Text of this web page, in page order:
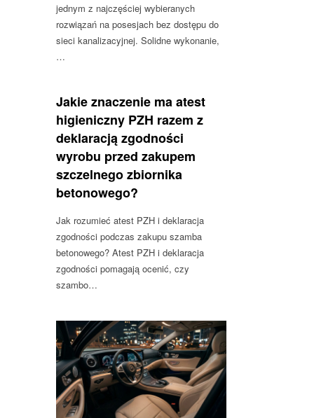
jednym z najczęściej wybieranych
rozwiązań na posesjach bez dostępu do
sieci kanalizacyjnej. Solidne wykonanie,
…
Jakie znaczenie ma atest
higieniczny PZH razem z
deklaracją zgodności
wyrobu przed zakupem
szczelnego zbiornika
betonowego?
Jak rozumieć atest PZH i deklaracja
zgodności podczas zakupu szamba
betonowego? Atest PZH i deklaracja
zgodności pomagają ocenić, czy
szambo…